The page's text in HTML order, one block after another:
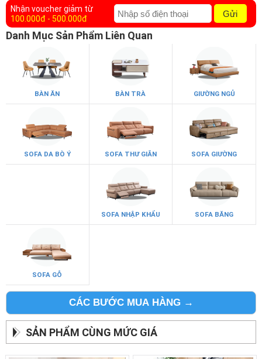
Nhận voucher giảm từ
100.000đ - 500.000đ
Gửi
Danh Mục Sản Phẩm Liên Quan
BÀN ĂN BÀN TRÀ GIƯỜNG NGỦ
SOFA DA BÒ Ý SOFA THƯ GIÃN SOFA GIƯỜNG
SOFA NHẬP KHẨU SOFA BĂNG
SOFA GỖ
CÁC BƯỚC MUA HÀNG →
SẢN PHẨM CÙNG MỨC GIÁ